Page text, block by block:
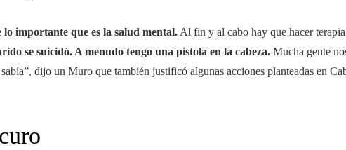
lo importante que es la salud mental. Al fin y al cabo hay que hacer
se suicidó. A menudo tengo una pistola en la cabeza. Mucha gente
dijo un Muro que también justificó algunas acciones planteadas en